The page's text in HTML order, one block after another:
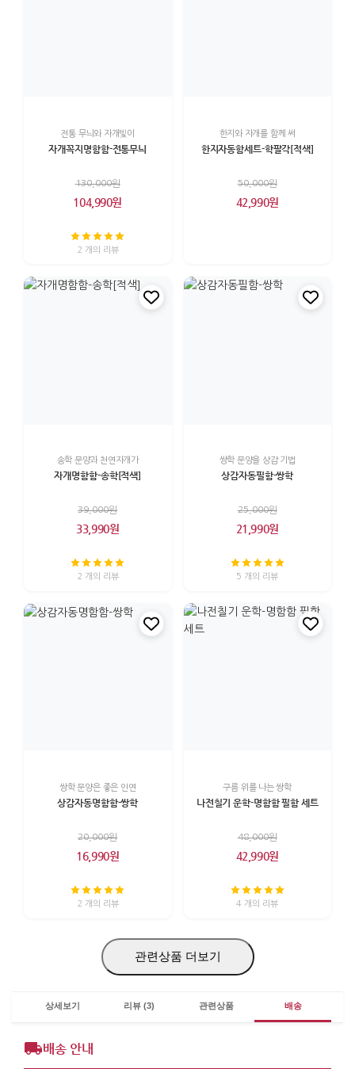
전통 무늬와 자개빛이
자개꼭지명함함-전통무늬
130,000원
104,990원
2 개의 리뷰
한지와 자개를 함께 써
한지자동함세트-학팔각[적색]
50,000원
42,990원
송학 문양과 천연자개가
자개명함함-송학[적색]
39,000원
33,990원
2 개의 리뷰
쌍학 문양을 상감 기법
상감자동필함-쌍학
25,000원
21,990원
5 개의 리뷰
쌍학 문양은 좋은 인연
상감자동명함함-쌍학
20,000원
16,990원
2 개의 리뷰
구름 위를 나는 쌍학
나전칠기 운학-명함함 필함 세트
48,000원
42,990원
4 개의 리뷰
관련상품 더보기
상세보기 리뷰 (3) 관련상품 배송
배송 안내